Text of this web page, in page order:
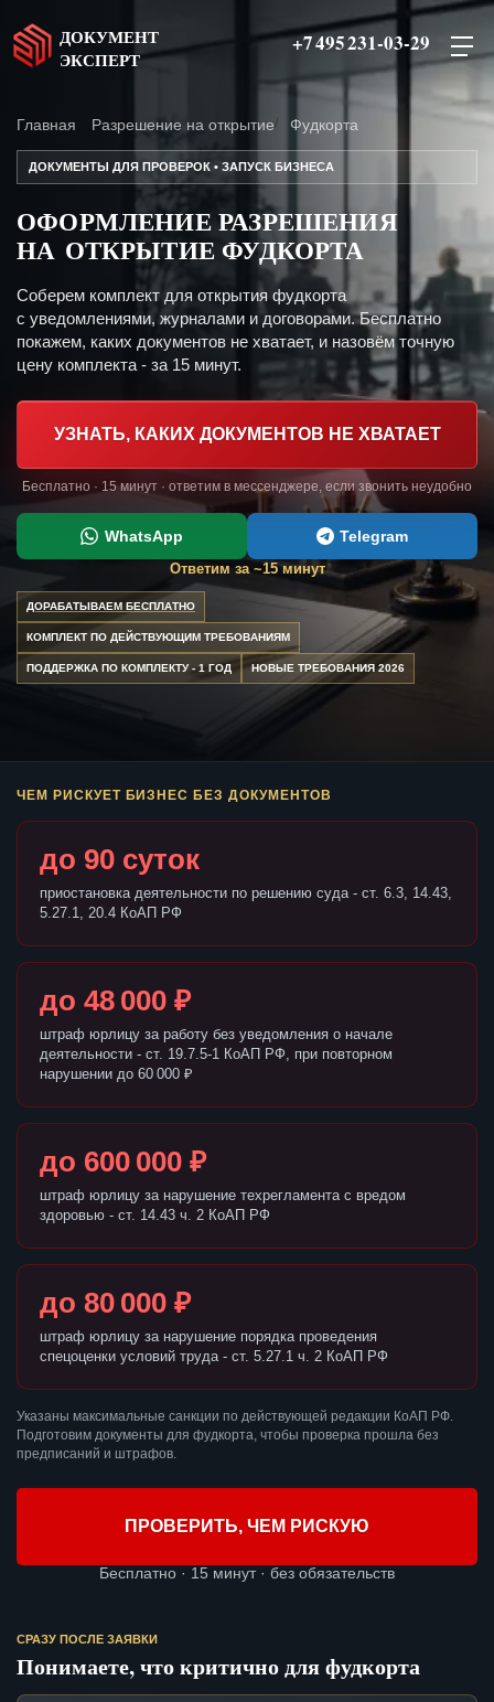
ДОКУМЕНТ
ЭКСПЕРТ
+7 495 231-03-29
Главная Разрешение на открытие Фудкорта
ДОКУМЕНТЫ ДЛЯ ПРОВЕРОК • ЗАПУСК БИЗНЕСА
ОФОРМЛЕНИЕ РАЗРЕШЕНИЯ
НА ОТКРЫТИЕ ФУДКОРТА
Соберем комплект для открытия фудкорта
с уведомлениями, журналами и договорами. Бесплатно
покажем, каких документов не хватает, и назовём точную
цену комплекта - за 15 минут.
УЗНАТЬ, КАКИХ ДОКУМЕНТОВ НЕ ХВАТАЕТ
Бесплатно · 15 минут · ответим в мессенджере, если звонить неудобно
WhatsApp Telegram
Ответим за ~15 минут
ДОРАБАТЫВАЕМ БЕСПЛАТНО
КОМПЛЕКТ ПО ДЕЙСТВУЮЩИМ ТРЕБОВАНИЯМ
ПОДДЕРЖКА ПО КОМПЛЕКТУ - 1 ГОД НОВЫЕ ТРЕБОВАНИЯ 2026
ЧЕМ РИСКУЕТ БИЗНЕС БЕЗ ДОКУМЕНТОВ
до 90 суток
приостановка деятельности по решению суда - ст. 6.3, 14.43,
5.27.1, 20.4 КоАП РФ
до 48 000 ₽
штраф юрлицу за работу без уведомления о начале
деятельности - ст. 19.7.5-1 КоАП РФ, при повторном
нарушении до 60 000 ₽
до 600 000 ₽
штраф юрлицу за нарушение техрегламента с вредом
здоровью - ст. 14.43 ч. 2 КоАП РФ
до 80 000 ₽
штраф юрлицу за нарушение порядка проведения
спецоценки условий труда - ст. 5.27.1 ч. 2 КоАП РФ
Указаны максимальные санкции по действующей редакции КоАП РФ.
Подготовим документы для фудкорта, чтобы проверка прошла без
предписаний и штрафов.
ПРОВЕРИТЬ, ЧЕМ РИСКУЮ
Бесплатно · 15 минут · без обязательств
СРАЗУ ПОСЛЕ ЗАЯВКИ
Понимаете, что критично для фудкорта